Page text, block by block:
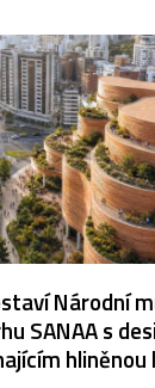
Národní
SANAA s
hliněnou